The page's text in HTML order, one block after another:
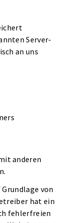
Server-
an uns
anderen
von
hat ein
fehlerfreien